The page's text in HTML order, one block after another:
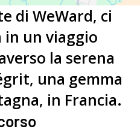
di WeWard, ci
in un viaggio
la serena
una gemma
in Francia.